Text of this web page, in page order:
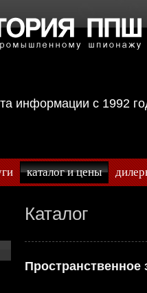
информации с
каталог и цены
Каталог
Пространственное